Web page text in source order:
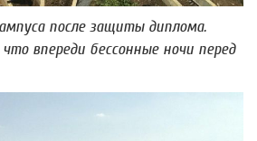
после защиты диплома.
впереди бессонные ночи перед